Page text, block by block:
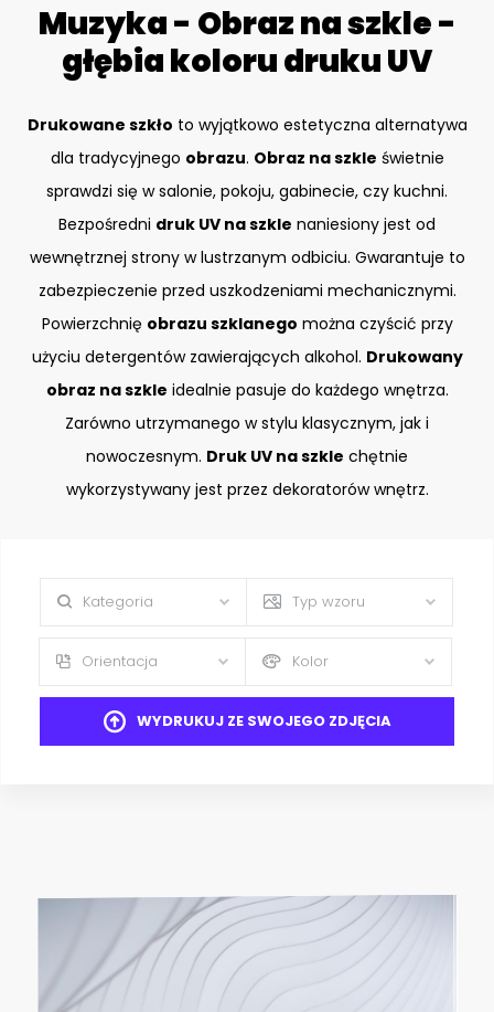
Muzyka - Obraz na szkle -
głębia koloru druku UV
Drukowane szkło to wyjątkowo estetyczna alternatywa
dla tradycyjnego obrazu. Obraz na szkle świetnie
sprawdzi się w salonie, pokoju, gabinecie, czy kuchni.
Bezpośredni druk UV na szkle naniesiony jest od
wewnętrznej strony w lustrzanym odbiciu. Gwarantuje to
zabezpieczenie przed uszkodzeniami mechanicznymi.
Powierzchnię obrazu szklanego można czyścić przy
użyciu detergentów zawierających alkohol. Drukowany
obraz na szkle idealnie pasuje do każdego wnętrza.
Zarówno utrzymanego w stylu klasycznym, jak i
nowoczesnym. Druk UV na szkle chętnie
wykorzystywany jest przez dekoratorów wnętrz.
Kategoria Typ wzoru
Orientacja Kolor
WYDRUKUJ ZE SWOJEGO ZDJĘCIA